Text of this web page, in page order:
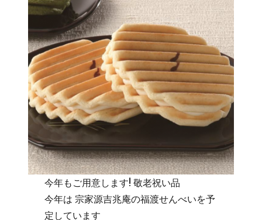
今年もご用意します! 敬老祝い品
今年は 宗家源吉兆庵の福渡せんべいを予
定しています